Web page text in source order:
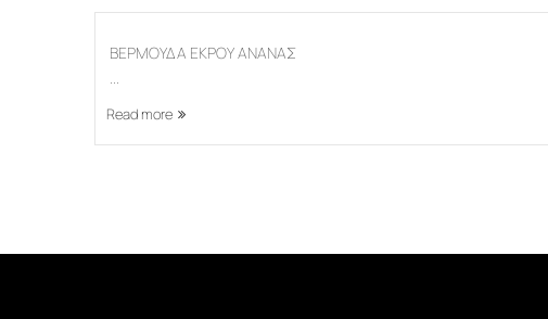
ΒΕΡΜΟΥΔΑ ΕΚΡΟΥ ΑΝΑΝΑΣ
...
Read more